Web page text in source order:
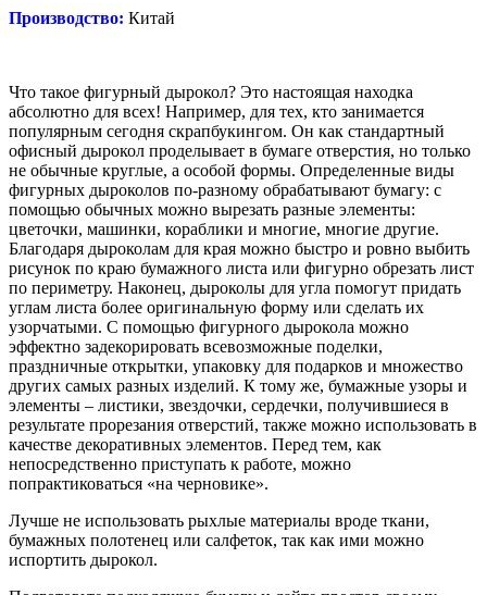
Производство: Китай
Что такое фигурный дырокол? Это настоящая находка
абсолютно для всех! Например, для тех, кто занимается
популярным сегодня скрапбукингом. Он как стандартный
офисный дырокол проделывает в бумаге отверстия, но только
не обычные круглые, а особой формы. Определенные виды
фигурных дыроколов по-разному обрабатывают бумагу: с
помощью обычных можно вырезать разные элементы:
цветочки, машинки, кораблики и многие, многие другие.
Благодаря дыроколам для края можно быстро и ровно выбить
рисунок по краю бумажного листа или фигурно обрезать лист
по периметру. Наконец, дыроколы для угла помогут придать
углам листа более оригинальную форму или сделать их
узорчатыми. С помощью фигурного дырокола можно
эффектно задекорировать всевозможные поделки,
праздничные открытки, упаковку для подарков и множество
других самых разных изделий. К тому же, бумажные узоры и
элементы – листики, звездочки, сердечки, получившиеся в
результате прорезания отверстий, также можно использовать в
качестве декоративных элементов. Перед тем, как
непосредственно приступать к работе, можно
попрактиковаться «на черновике».
Лучше не использовать рыхлые материалы вроде ткани,
бумажных полотенец или салфеток, так как ими можно
испортить дырокол.